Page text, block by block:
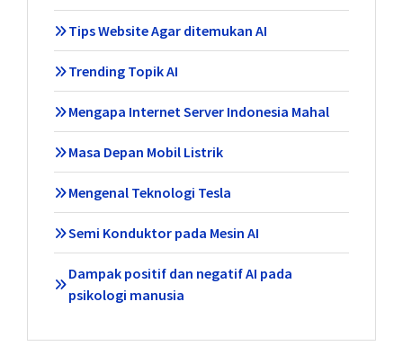
Tips Website Agar ditemukan AI
Trending Topik AI
Mengapa Internet Server Indonesia Mahal
Masa Depan Mobil Listrik
Mengenal Teknologi Tesla
Semi Konduktor pada Mesin AI
Dampak positif dan negatif AI pada
psikologi manusia